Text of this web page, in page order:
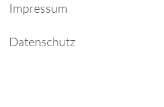
Impressum
Datenschutz